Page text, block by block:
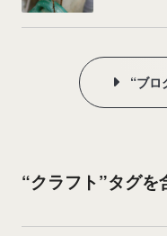
“ブロ
“クラフト”タグを